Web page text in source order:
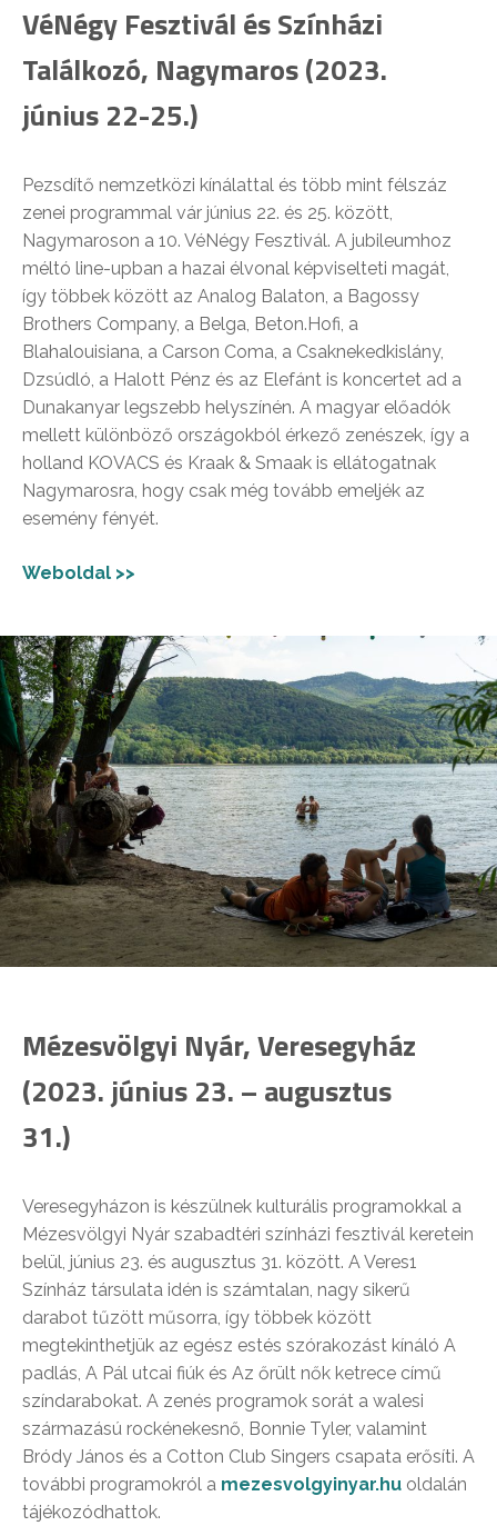
VéNégy Fesztivál és Színházi
Találkozó, Nagymaros (2023.
június 22-25.)
Pezsdítő nemzetközi kínálattal és több mint félszáz
zenei programmal vár június 22. és 25. között,
Nagymaroson a 10. VéNégy Fesztivál. A jubileumhoz
méltó line-upban a hazai élvonal képviselteti magát,
így többek között az Analog Balaton, a Bagossy
Brothers Company, a Belga, Beton.Hofi, a
Blahalouisiana, a Carson Coma, a Csaknekedkislány,
Dzsúdló, a Halott Pénz és az Elefánt is koncertet ad a
Dunakanyar legszebb helyszínén. A magyar előadók
mellett különböző országokból érkező zenészek, így a
holland KOVACS és Kraak & Smaak is ellátogatnak
Nagymarosra, hogy csak még tovább emeljék az
esemény fényét.
Weboldal >>
Mézesvölgyi Nyár, Veresegyház
(2023. június 23. – augusztus
31.)
Veresegyházon is készülnek kulturális programokkal a
Mézesvölgyi Nyár szabadtéri színházi fesztivál keretein
belül, június 23. és augusztus 31. között. A Veres1
Színház társulata idén is számtalan, nagy sikerű
darabot tűzött műsorra, így többek között
megtekinthetjük az egész estés szórakozást kínáló A
padlás, A Pál utcai fiúk és Az őrült nők ketrece című
színdarabokat. A zenés programok sorát a walesi
származású rockénekesnő, Bonnie Tyler, valamint
Bródy János és a Cotton Club Singers csapata erősíti. A
további programokról a mezesvolgyinyar.hu oldalán
tájékozódhattok.